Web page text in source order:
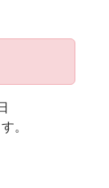
。